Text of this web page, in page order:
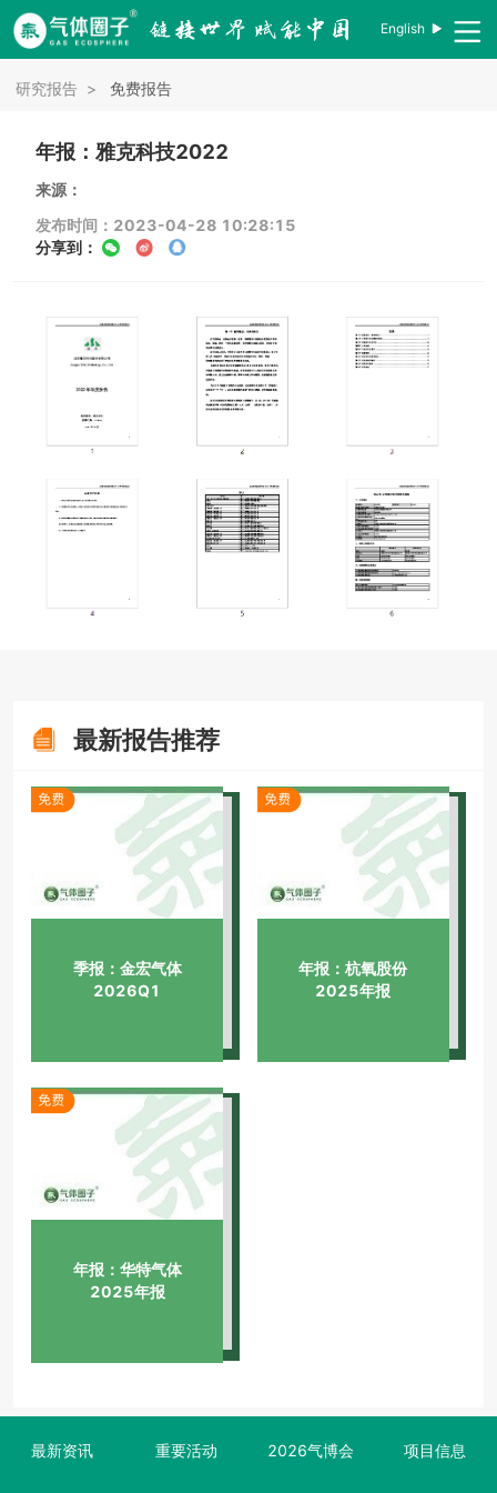
English
研究报告 > 免费报告
年报：雅克科技2022
来源：
发布时间：2023-04-28 10:28:15
分享到：
最新报告推荐
季报：金宏气体
2026Q1
年报：杭氧股份
2025年报
年报：华特气体
2025年报
最新资讯 重要活动 2026气博会 项目信息